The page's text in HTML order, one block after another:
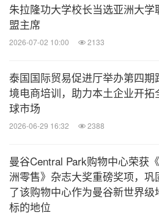
朱拉隆功大学校长当选亚洲大学
盟主席
2026-07-02 10:00 2133
泰国国际贸易促进厅举办第四期
境电商培训，助力本土企业开拓
球市场
2026-06-29 16:32 2388
曼谷Central Park购物中心荣获
洲零售》杂志大奖重磅奖项，巩
了该购物中心作为曼谷新世界级
标的地位